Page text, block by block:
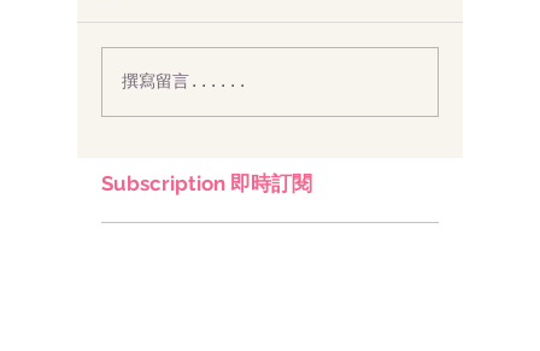
撰寫留言......
Subscription 即時訂閱